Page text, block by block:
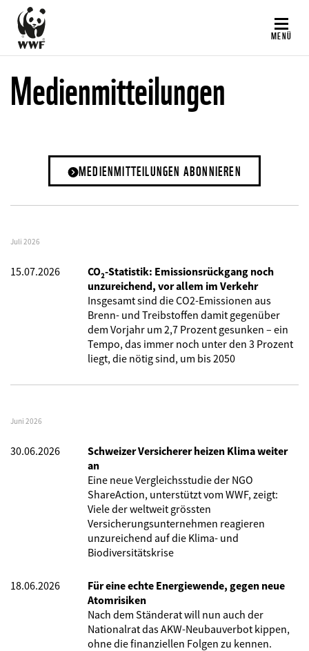
Direkt
zum
Inhalt
MENÜ
Medienmitteilungen
MEDIENMITTEILUNGEN ABONNIEREN
Juli 2026
15.07.2026
CO₂-Statistik: Emissionsrückgang noch
unzureichend, vor allem im Verkehr
Insgesamt sind die CO2-Emissionen aus
Brenn- und Treibstoffen damit gegenüber
dem Vorjahr um 2,7 Prozent gesunken – ein
Tempo, das immer noch unter den 3 Prozent
liegt, die nötig sind, um bis 2050
Juni 2026
30.06.2026
Schweizer Versicherer heizen Klima weiter
an
Eine neue Vergleichsstudie der NGO
ShareAction, unterstützt vom WWF, zeigt:
Viele der weltweit grössten
Versicherungsunternehmen reagieren
unzureichend auf die Klima- und
Biodiversitätskrise
18.06.2026
Für eine echte Energiewende, gegen neue
Atomrisiken
Nach dem Ständerat will nun auch der
Nationalrat das AKW-Neubauverbot kippen,
ohne die finanziellen Folgen zu kennen.